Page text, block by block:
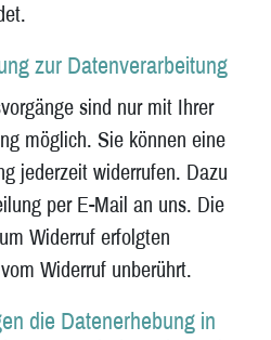
zur Datenverarbeitung
sind nur mit Ihrer
möglich. Sie können eine
jederzeit widerrufen. Dazu
per E-Mail an uns. Die
Widerruf erfolgten
Widerruf unberührt.
die Datenerhebung in